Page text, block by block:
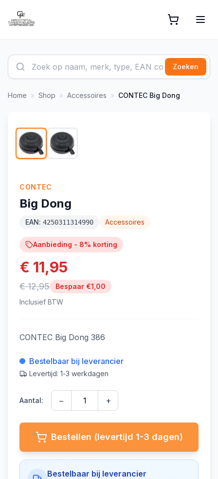
Zoeken
Home » Shop » Accessoires » CONTEC Big Dong
-8%
CONTEC
Big Dong
EAN: 4250311314990 Accessoires
Aanbieding - 8% korting
€ 11,95
€ 12,95 Bespaar €1,00
Inclusief BTW
CONTEC Big Dong 386
Bestelbaar bij leverancier
Levertijd: 1-3 werkdagen
Aantal: − +
Bestellen (levertijd 1-3 dagen)
Bestelbaar bij leverancier